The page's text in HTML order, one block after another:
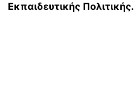
Εκπαιδευτικής Πολιτικής.